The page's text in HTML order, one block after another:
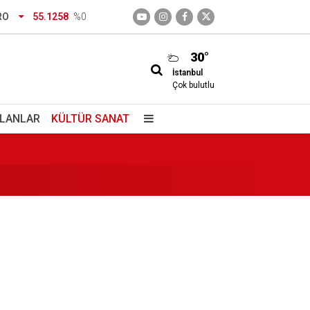
55.1258 %0
30°
İstanbul
Çok bulutlu
KÜLTÜR SANAT